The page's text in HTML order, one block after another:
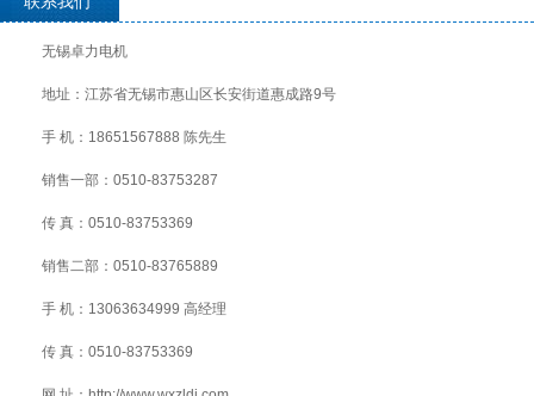
无锡卓力电机
地址：江苏省无锡市惠山区长安街道惠成路9号
手 机：18651567888 陈先生
销售一部：0510-83753287
传 真：0510-83753369
销售二部：0510-83765889
手 机：13063634999 高经理
传 真：0510-83753369